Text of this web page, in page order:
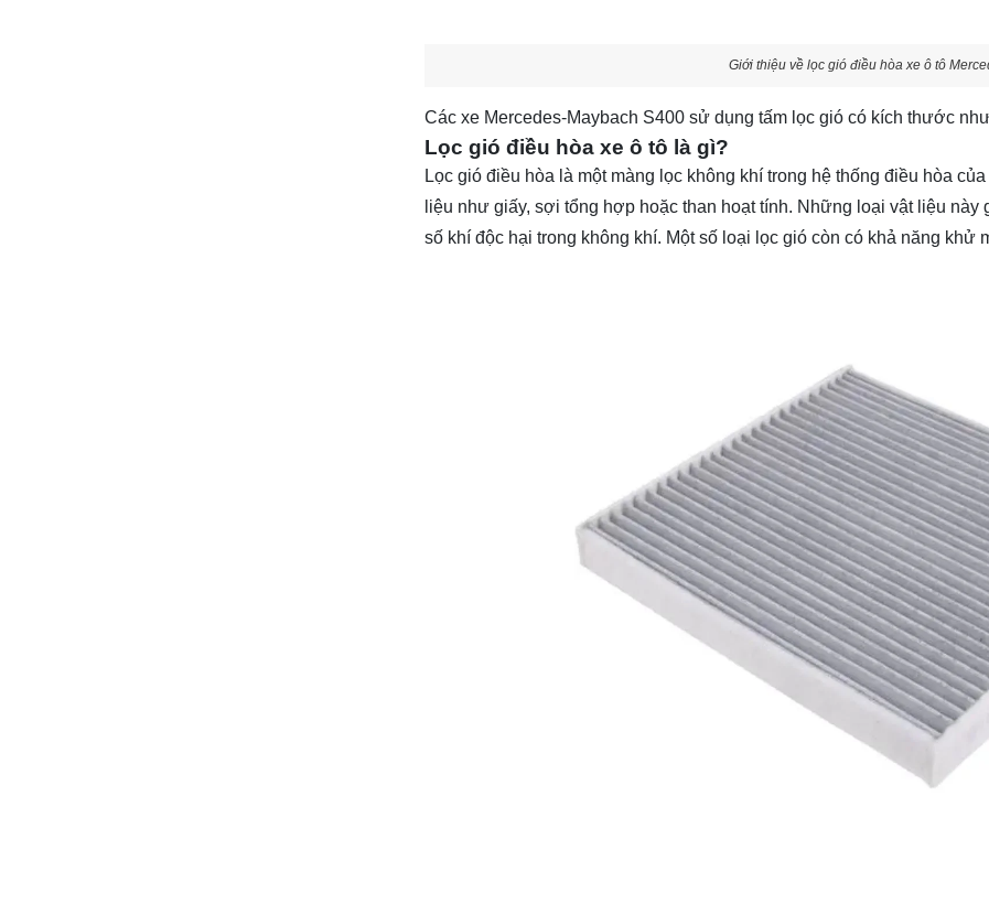
Giới thiệu về lọc gió điều hòa xe ô tô
Các xe Mercedes-Maybach S400sử dụng tấm lọc gió có kích thước
Lọc gió điều hòa xe ô tô là gì?
Lọc gió điều hòa là một màng lọc không khí trong hệ thống điều hòa
liệu như giấy, sợi tổng hợp hoặc than hoạt tính. Những loại vật liệu
số khí độc hại trong không khí. Một số loại lọc gió còn có khả năng khử